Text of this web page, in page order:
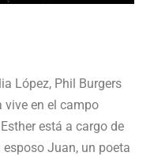
López, Phil Burgers
vive en el campo
está a cargo de
Juan, un poeta